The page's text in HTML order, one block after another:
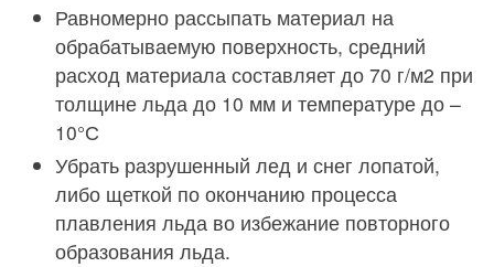
Равномерно рассыпать материал на
обрабатываемую поверхность, средний
расход материала составляет до 70 г/м2 при
толщине льда до 10 мм и температуре до –
10°С
Убрать разрушенный лед и снег лопатой,
либо щеткой по окончанию процесса
плавления льда во избежание повторного
образования льда.